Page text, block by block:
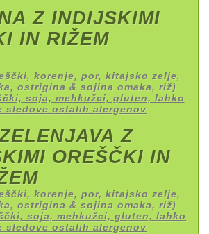
Z INDIJSKIMI
IN RIŽEM
korenje, por, kitajsko zelje,
ostrigina & sojina omaka, riž)
soja, mehkužci, gluten, lahko
sledove ostalih alergenov
Z
OREŠČKI IN
korenje, por, kitajsko zelje,
ostrigina & sojina omaka, riž)
soja, mehkužci, gluten, lahko
sledove ostalih alergenov